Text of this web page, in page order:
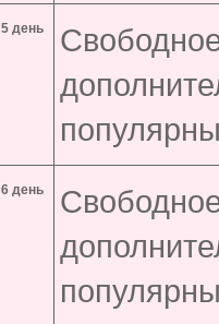
5 день
6 день